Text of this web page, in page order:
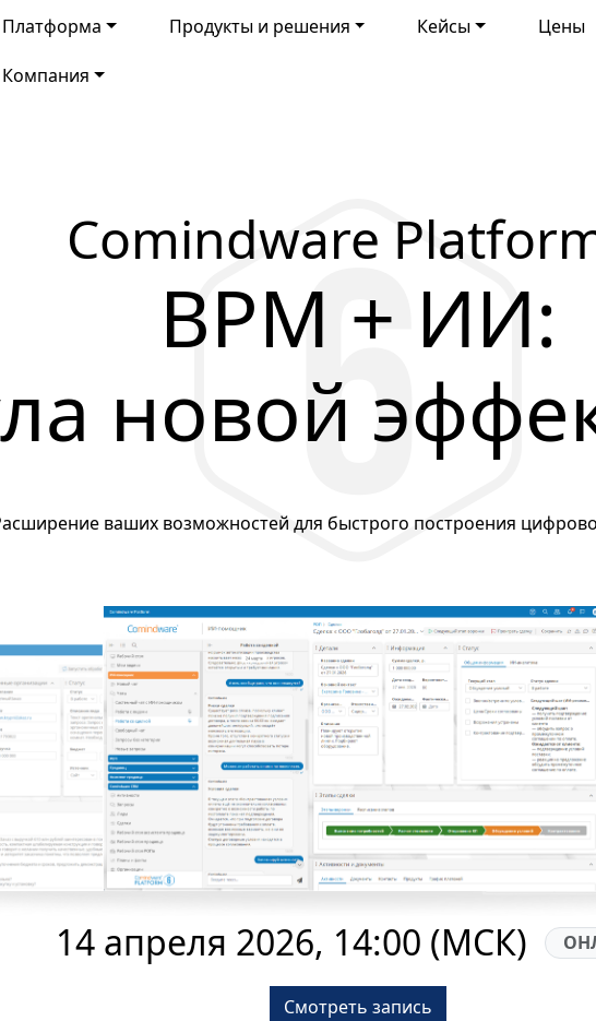
Платформа Продукты и решения Кейсы Цены
Компания
Comindware
BPM + ИИ:
новой
ваших возможностей для быстрого построения
14 апреля 2026, 14:00 (МСК)
Смотреть запись